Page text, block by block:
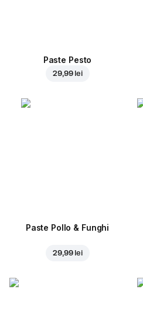
Paste Pesto
29,99 lei
Paste Pollo & Funghi
29,99 lei